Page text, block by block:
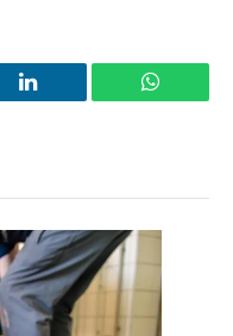
LinkedIn